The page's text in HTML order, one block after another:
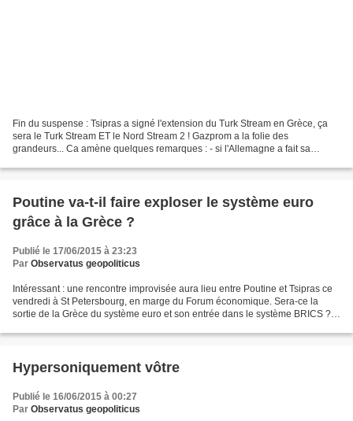
Fin du suspense : Tsipras a signé l'extension du Turk Stream en Grèce, ça
sera le Turk Stream ET le Nord Stream 2 ! Gazprom a la folie des
grandeurs... Ca amène quelques remarques : - si l'Allemagne a fait sa
Poutine va-t-il faire exploser le système euro
grâce à la Grèce ?
Publié le 17/06/2015 à 23:23
Par Observatus geopoliticus
Intéressant : une rencontre improvisée aura lieu entre Poutine et Tsipras ce
vendredi à St Petersbourg, en marge du Forum économique. Sera-ce la
sortie de la Grèce du système euro et son entrée dans le système BRICS ?
Hypersoniquement vôtre
Publié le 16/06/2015 à 00:27
Par Observatus geopoliticus